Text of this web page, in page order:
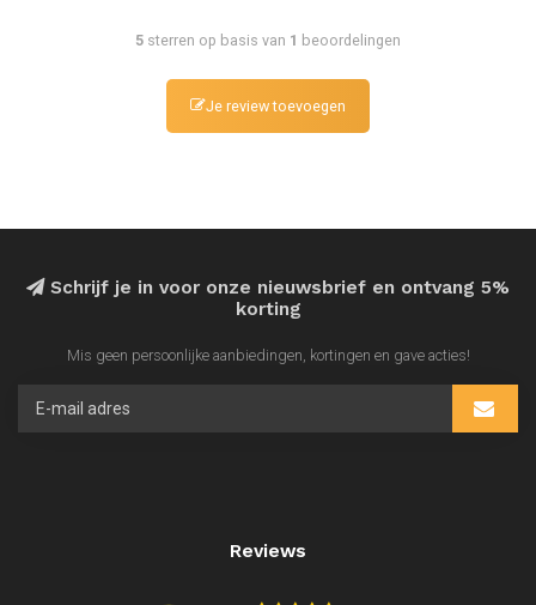
5 sterren op basis van 1 beoordelingen
Je review toevoegen
Schrijf je in voor onze nieuwsbrief en ontvang 5%
korting
Mis geen persoonlijke aanbiedingen, kortingen en gave acties!
Reviews